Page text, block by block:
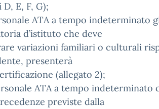
E, F, G);
ATA a tempo indeterminato
d’istituto che deve
variazioni familiari o culturali
presenterà
(allegato 2);
ATA a tempo indeterminato
previste dalla